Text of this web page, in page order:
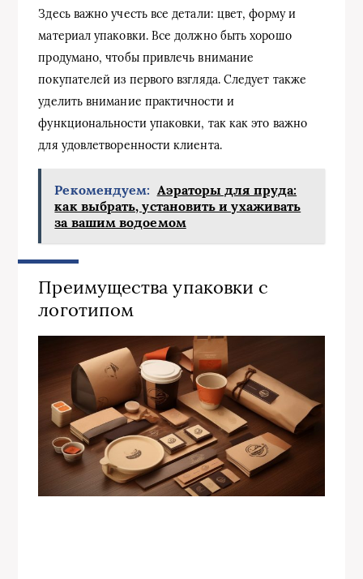
Здесь важно учесть все детали: цвет, форму и
материал упаковки. Все должно быть хорошо
продумано, чтобы привлечь внимание
покупателей из первого взгляда. Следует также
уделить внимание практичности и
функциональности упаковки, так как это важно
для удовлетворенности клиента.
Рекомендуем: Аэраторы для пруда:
как выбрать, установить и ухаживать
за вашим водоемом
Преимущества упаковки с
логотипом